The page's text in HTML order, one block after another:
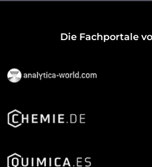
Die Fachportale